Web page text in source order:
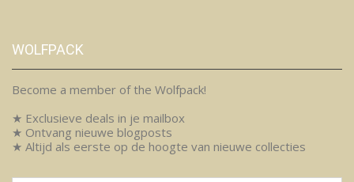
WOLFPACK
Become a member of the Wolfpack!
★ Exclusieve deals in je mailbox
★ Ontvang nieuwe blogposts
★ Altijd als eerste op de hoogte van nieuwe collecties